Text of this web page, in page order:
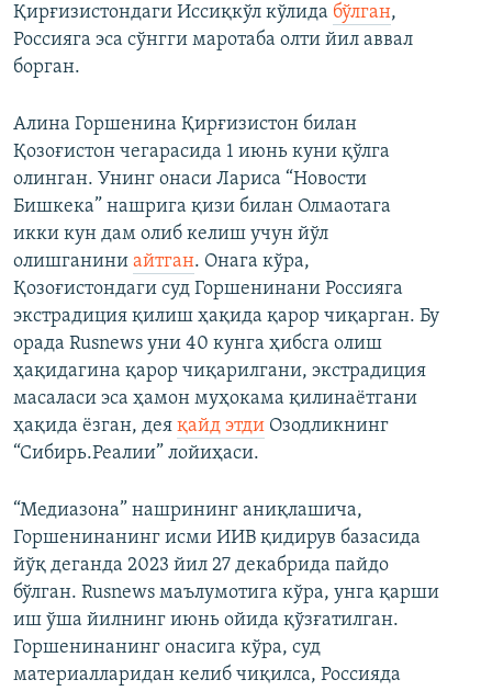
Қирғизистондаги Иссиқкўл кўлида бўлган,
Россияга эса сўнгги маротаба олти йил аввал
борган.
Алина Горшенина Қирғизистон билан
Қозоғистон чегарасида 1 июнь куни қўлга
олинган. Унинг онаси Лариса “Новости
Бишкека” нашрига қизи билан Олмаотага
икки кун дам олиб келиш учун йўл
олишганини айтган. Онага кўра,
Қозоғистондаги суд Горшенинани Россияга
экстрадиция қилиш ҳақида қарор чиқарган. Бу
орада Rusnews уни 40 кунга ҳибсга олиш
ҳақидагина қарор чиқарилгани, экстрадиция
масаласи эса ҳамон муҳокама қилинаётгани
ҳақида ёзган, дея қайд этди Озодликнинг
“Сибирь.Реалии” лойиҳаси.
“Медиазона” нашрининг аниқлашича,
Горшенинанинг исми ИИВ қидирув базасида
йўқ деганда 2023 йил 27 декабрида пайдо
бўлган. Rusnews маълумотига кўра, унга қарши
иш ўша йилнинг июнь ойида қўзғатилган.
Горшенинанинг онасига кўра, суд
материалларидан келиб чиқилса, Россияда